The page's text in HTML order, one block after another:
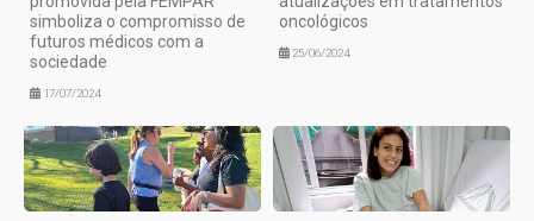
simboliza o compromisso de
futuros médicos com a
sociedade
17/07/2024
oncológicos
25/06/2024